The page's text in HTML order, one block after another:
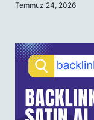
Temmuz 24, 2026